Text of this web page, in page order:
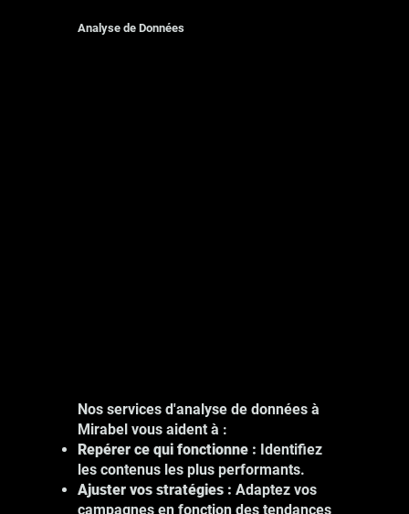
Analyse de Données
Nos services d'analyse de données à
Mirabel vous aident à :
Repérer ce qui fonctionne : Identifiez
les contenus les plus performants.
Ajuster vos stratégies : Adaptez vos
campagnes en fonction des tendances